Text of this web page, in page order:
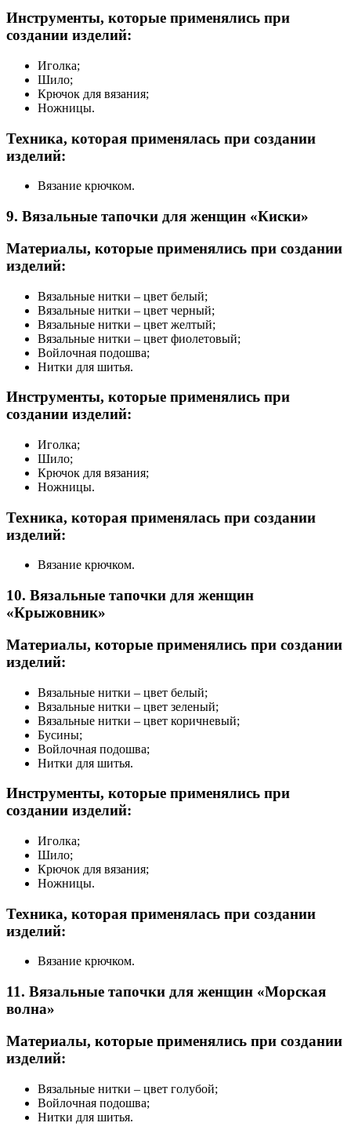
Инструменты, которые применялись при
создании изделий:
Иголка;
Шило;
Крючок для вязания;
Ножницы.
Техника, которая применялась при создании
изделий:
Вязание крючком.
9. Вязальные тапочки для женщин «Киски»
Материалы, которые применялись при создании
изделий:
Вязальные нитки – цвет белый;
Вязальные нитки – цвет черный;
Вязальные нитки – цвет желтый;
Вязальные нитки – цвет фиолетовый;
Войлочная подошва;
Нитки для шитья.
Инструменты, которые применялись при
создании изделий:
Иголка;
Шило;
Крючок для вязания;
Ножницы.
Техника, которая применялась при создании
изделий:
Вязание крючком.
10. Вязальные тапочки для женщин
«Крыжовник»
Материалы, которые применялись при создании
изделий:
Вязальные нитки – цвет белый;
Вязальные нитки – цвет зеленый;
Вязальные нитки – цвет коричневый;
Бусины;
Войлочная подошва;
Нитки для шитья.
Инструменты, которые применялись при
создании изделий:
Иголка;
Шило;
Крючок для вязания;
Ножницы.
Техника, которая применялась при создании
изделий:
Вязание крючком.
11. Вязальные тапочки для женщин «Морская
волна»
Материалы, которые применялись при создании
изделий:
Вязальные нитки – цвет голубой;
Войлочная подошва;
Нитки для шитья.